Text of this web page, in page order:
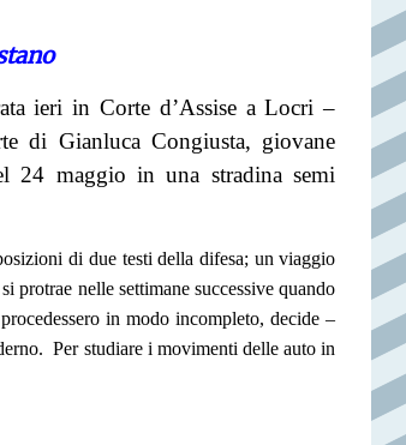
ieri in Corte d’Assise a Locri –
di Gianluca Congiusta, giovane
24 maggio in una stradina semi
di due testi della difesa; un viaggio
protrae nelle settimane successive quando
in modo incompleto, decide –
Per studiare i movimenti delle auto in